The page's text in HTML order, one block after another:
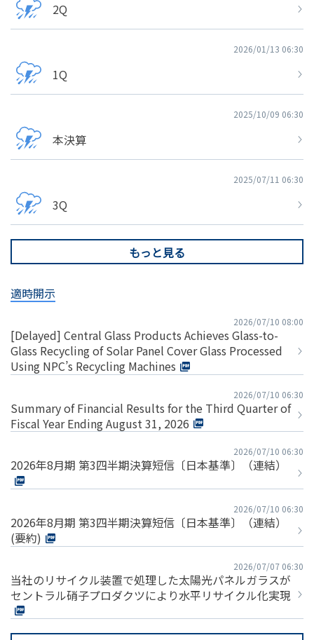
2Q
2026/01/13 06:30
1Q
2025/10/09 06:30
本決算
2025/07/11 06:30
3Q
もっと見る
適時開示
2026/07/10 08:00
[Delayed] Central Glass Products Achieves Glass-to-
Glass Recycling of Solar Panel Cover Glass Processed
Using NPC’s Recycling Machines
2026/07/10 06:30
Summary of Financial Results for the Third Quarter of
Fiscal Year Ending August 31, 2026
2026/07/10 06:30
2026年8月期 第3四半期決算短信〔日本基準〕（連結）
2026/07/10 06:30
2026年8月期 第3四半期決算短信〔日本基準〕（連結）
(要約)
2026/07/07 06:30
当社のリサイクル装置で処理した太陽光パネルガラスが
セントラル硝子プロダクツにより水平リサイクル化実現